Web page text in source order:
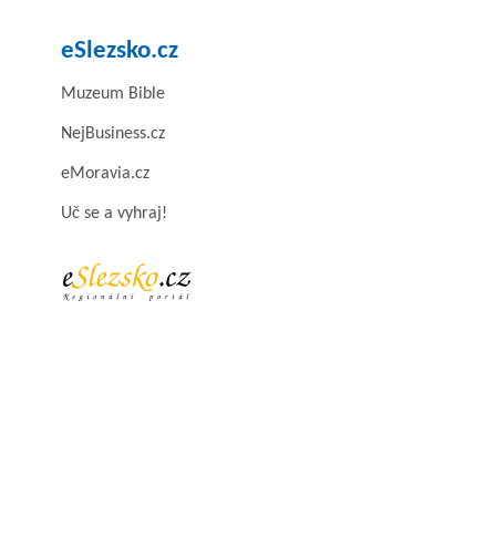
eSlezsko.cz
Muzeum Bible
NejBusiness.cz
eMoravia.cz
Uč se a vyhraj!